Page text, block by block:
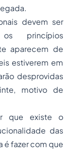
devem ser
princípios
aparecem de
estiverem em
desprovidas
motivo de
que existe o
das
é fazer com que